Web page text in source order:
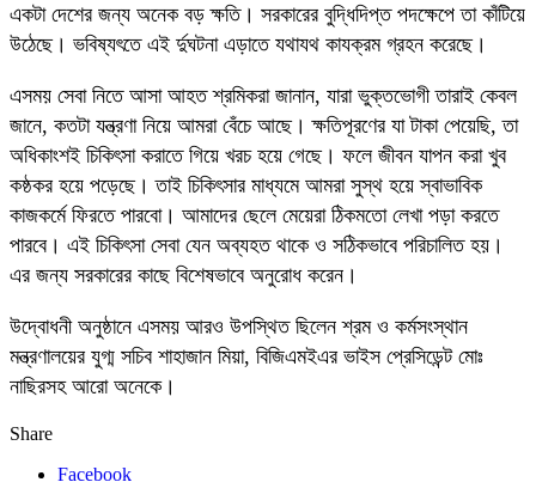
একটা দেশের জন্য অনেক বড় ক্ষতি। সরকারের বুদ্ধিদিপ্ত পদক্ষেপে তা কাঁটিয়ে
উঠেছে। ভবিষ্যৎতে এই র্দুঘটনা এড়াতে যথাযথ কাযক্রম গ্রহন করেছে।
এসময় সেবা নিতে আসা আহত শ্রমিকরা জানান, যারা ভুক্তভোগী তারাই কেবল
জানে, কতটা যন্ত্রণা নিয়ে আমরা বেঁচে আছে। ক্ষতিপূরণের যা টাকা পেয়েছি, তা
অধিকাংশই চিকিৎসা করাতে গিয়ে খরচ হয়ে গেছে। ফলে জীবন যাপন করা খুব
কষ্ঠকর হয়ে পড়েছে। তাই চিকিৎসার মাধ্যমে আমরা সুস্থ হয়ে স্বাভাবিক
কাজকর্মে ফিরতে পারবো। আমাদের ছেলে মেয়েরা ঠিকমতো লেখা পড়া করতে
পারবে। এই চিকিৎসা সেবা যেন অব্যহত থাকে ও সঠিকভাবে পরিচালিত হয়।
এর জন্য সরকারের কাছে বিশেষভাবে অনুরোধ করেন।
উদ্বোধনী অনুষ্ঠানে এসময় আরও উপস্থিত ছিলেন শ্রম ও কর্মসংস্থান
মন্ত্রণালয়ের যুগ্ম সচিব শাহাজান মিয়া, বিজিএমইএর ভাইস প্রেসিডেন্ট মোঃ
নাছিরসহ আরো অনেকে।
Share
Facebook